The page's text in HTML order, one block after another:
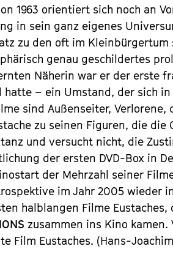
1963 orientiert sich noch an
in sein ganz eigenes
zu den oft im
genau geschildertes
Näherin war er der erste
– ein Umstand, der sich
sind Außenseiter,
zu seinen Figuren, die die
und versucht nicht, die
der ersten DVD-Box in
der Mehrzahl seiner
im Jahr 2005 wieder
halblangen Filme Eustaches,
zusammen ins Kino kamen.
Film Eustaches. (Hans-